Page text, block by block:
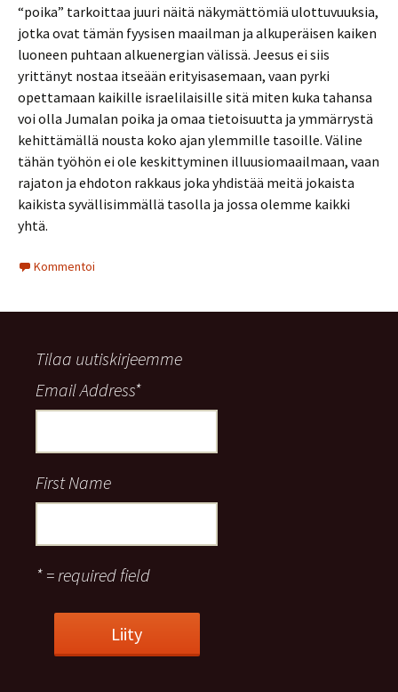
“poika” tarkoittaa juuri näitä näkymättömiä ulottuvuuksia,
jotka ovat tämän fyysisen maailman ja alkuperäisen kaiken
luoneen puhtaan alkuenergian välissä. Jeesus ei siis
yrittänyt nostaa itseään erityisasemaan, vaan pyrki
opettamaan kaikille israelilaisille sitä miten kuka tahansa
voi olla Jumalan poika ja omaa tietoisuutta ja ymmärrystä
kehittämällä nousta koko ajan ylemmille tasoille. Väline
tähän työhön ei ole keskittyminen illuusiomaailmaan, vaan
rajaton ja ehdoton rakkaus joka yhdistää meitä jokaista
kaikista syvällisimmällä tasolla ja jossa olemme kaikki
yhtä.
Kommentoi
Tilaa uutiskirjeemme
Email Address*
First Name
* = required field